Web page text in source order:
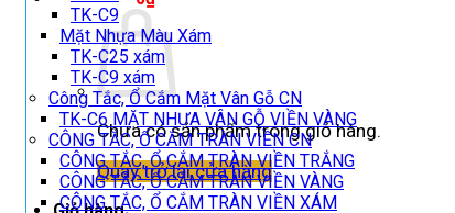
Chưa có sản phẩm trong giỏ hàng.
Quay trở lại cửa hàng
TK-C9
Mặt Nhựa Màu Xám
TK-C25 xám
TK-C9 xám
Công Tắc, Ổ Cắm Mặt Vân Gỗ CN
TK-C6 MẶT NHỰA VÂN GỖ VIỀN VÀNG
CÔNG TẮC, Ổ CẮM TRÀN VIỀN CN
CÔNG TẮC, Ổ CẮM TRÀN VIỀN TRẮNG
CÔNG TẮC, Ổ CẮM TRÀN VIỀN VÀNG
CÔNG TẮC, Ổ CẮM TRÀN VIỀN XÁM